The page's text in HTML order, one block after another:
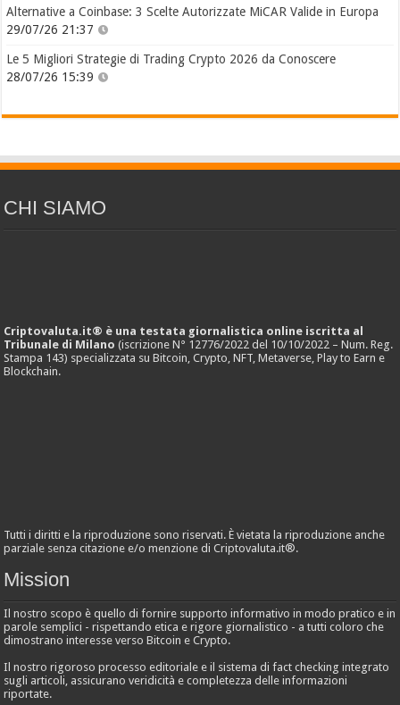
Alternative a Coinbase: 3 Scelte Autorizzate MiCAR Valide in Europa
29/07/26 21:37
Le 5 Migliori Strategie di Trading Crypto 2026 da Conoscere
28/07/26 15:39
CHI SIAMO
Criptovaluta.it® è una testata giornalistica online iscritta al
Tribunale di Milano (iscrizione N° 12776/2022 del 10/10/2022 – Num. Reg.
Stampa 143) specializzata su Bitcoin, Crypto, NFT, Metaverse, Play to Earn e
Blockchain.
Tutti i diritti e la riproduzione sono riservati. È vietata la riproduzione anche
parziale senza citazione e/o menzione di Criptovaluta.it®.
Mission
Il nostro scopo è quello di fornire supporto informativo in modo pratico e in
parole semplici - rispettando etica e rigore giornalistico - a tutti coloro che
dimostrano interesse verso Bitcoin e Crypto.
Il nostro rigoroso processo editoriale e il sistema di fact checking integrato
sugli articoli, assicurano veridicità e completezza delle informazioni
riportate.